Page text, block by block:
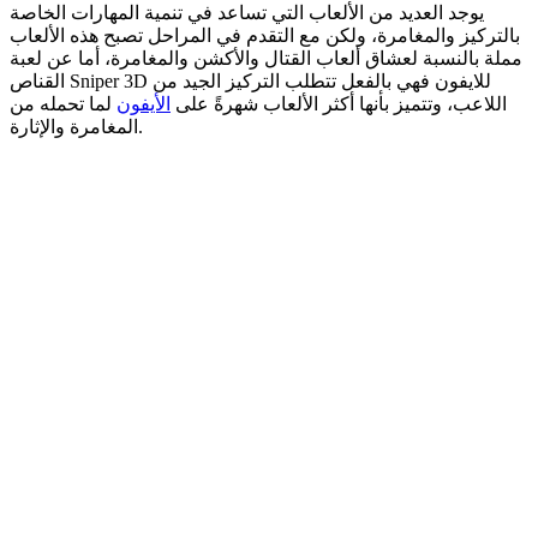
يوجد العديد من الألعاب التي تساعد في تنمية المهارات الخاصة
بالتركيز والمغامرة، ولكن مع التقدم في المراحل تصبح هذه الألعاب
مملة بالنسبة لعشاق ألعاب القتال والأكشن والمغامرة، أما عن لعبة
القناص Sniper 3D للايفون فهي بالفعل تتطلب التركيز الجيد من
اللاعب، وتتميز بأنها أكثر الألعاب شهرةً على الأيفون لما تحمله من
المغامرة والإثارة.